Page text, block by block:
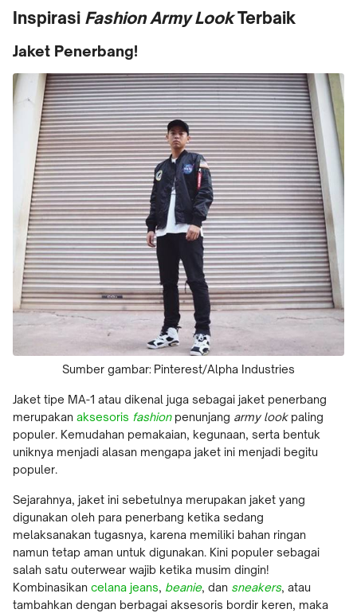
Inspirasi Fashion Army LookTerbaik
Jaket Penerbang!
Sumber gambar: Pinterest/Alpha Industries
Jaket tipe MA-1 atau dikenal juga sebagai jaket penerbang
merupakan aksesoris fashionpenunjang army lookpaling
populer. Kemudahan pemakaian, kegunaan, serta bentuk
uniknya menjadi alasan mengapa jaket ini menjadi begitu
populer.
Sejarahnya, jaket ini sebetulnya merupakan jaket yang
digunakan oleh para penerbang ketika sedang
melaksanakan tugasnya, karena memiliki bahan ringan
namun tetap aman untuk digunakan. Kini populer sebagai
salah satu outerwear wajib ketika musim dingin!
Kombinasikan celana jeans, beanie, dan sneakers, atau
tambahkan dengan berbagai aksesoris bordir keren, maka